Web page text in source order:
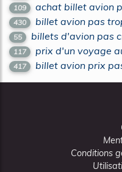
109 achat billet avion
430 billet avion pas
55 billets d'avion pas
117 prix d'un voyage
417 billet avion prix
Conditions